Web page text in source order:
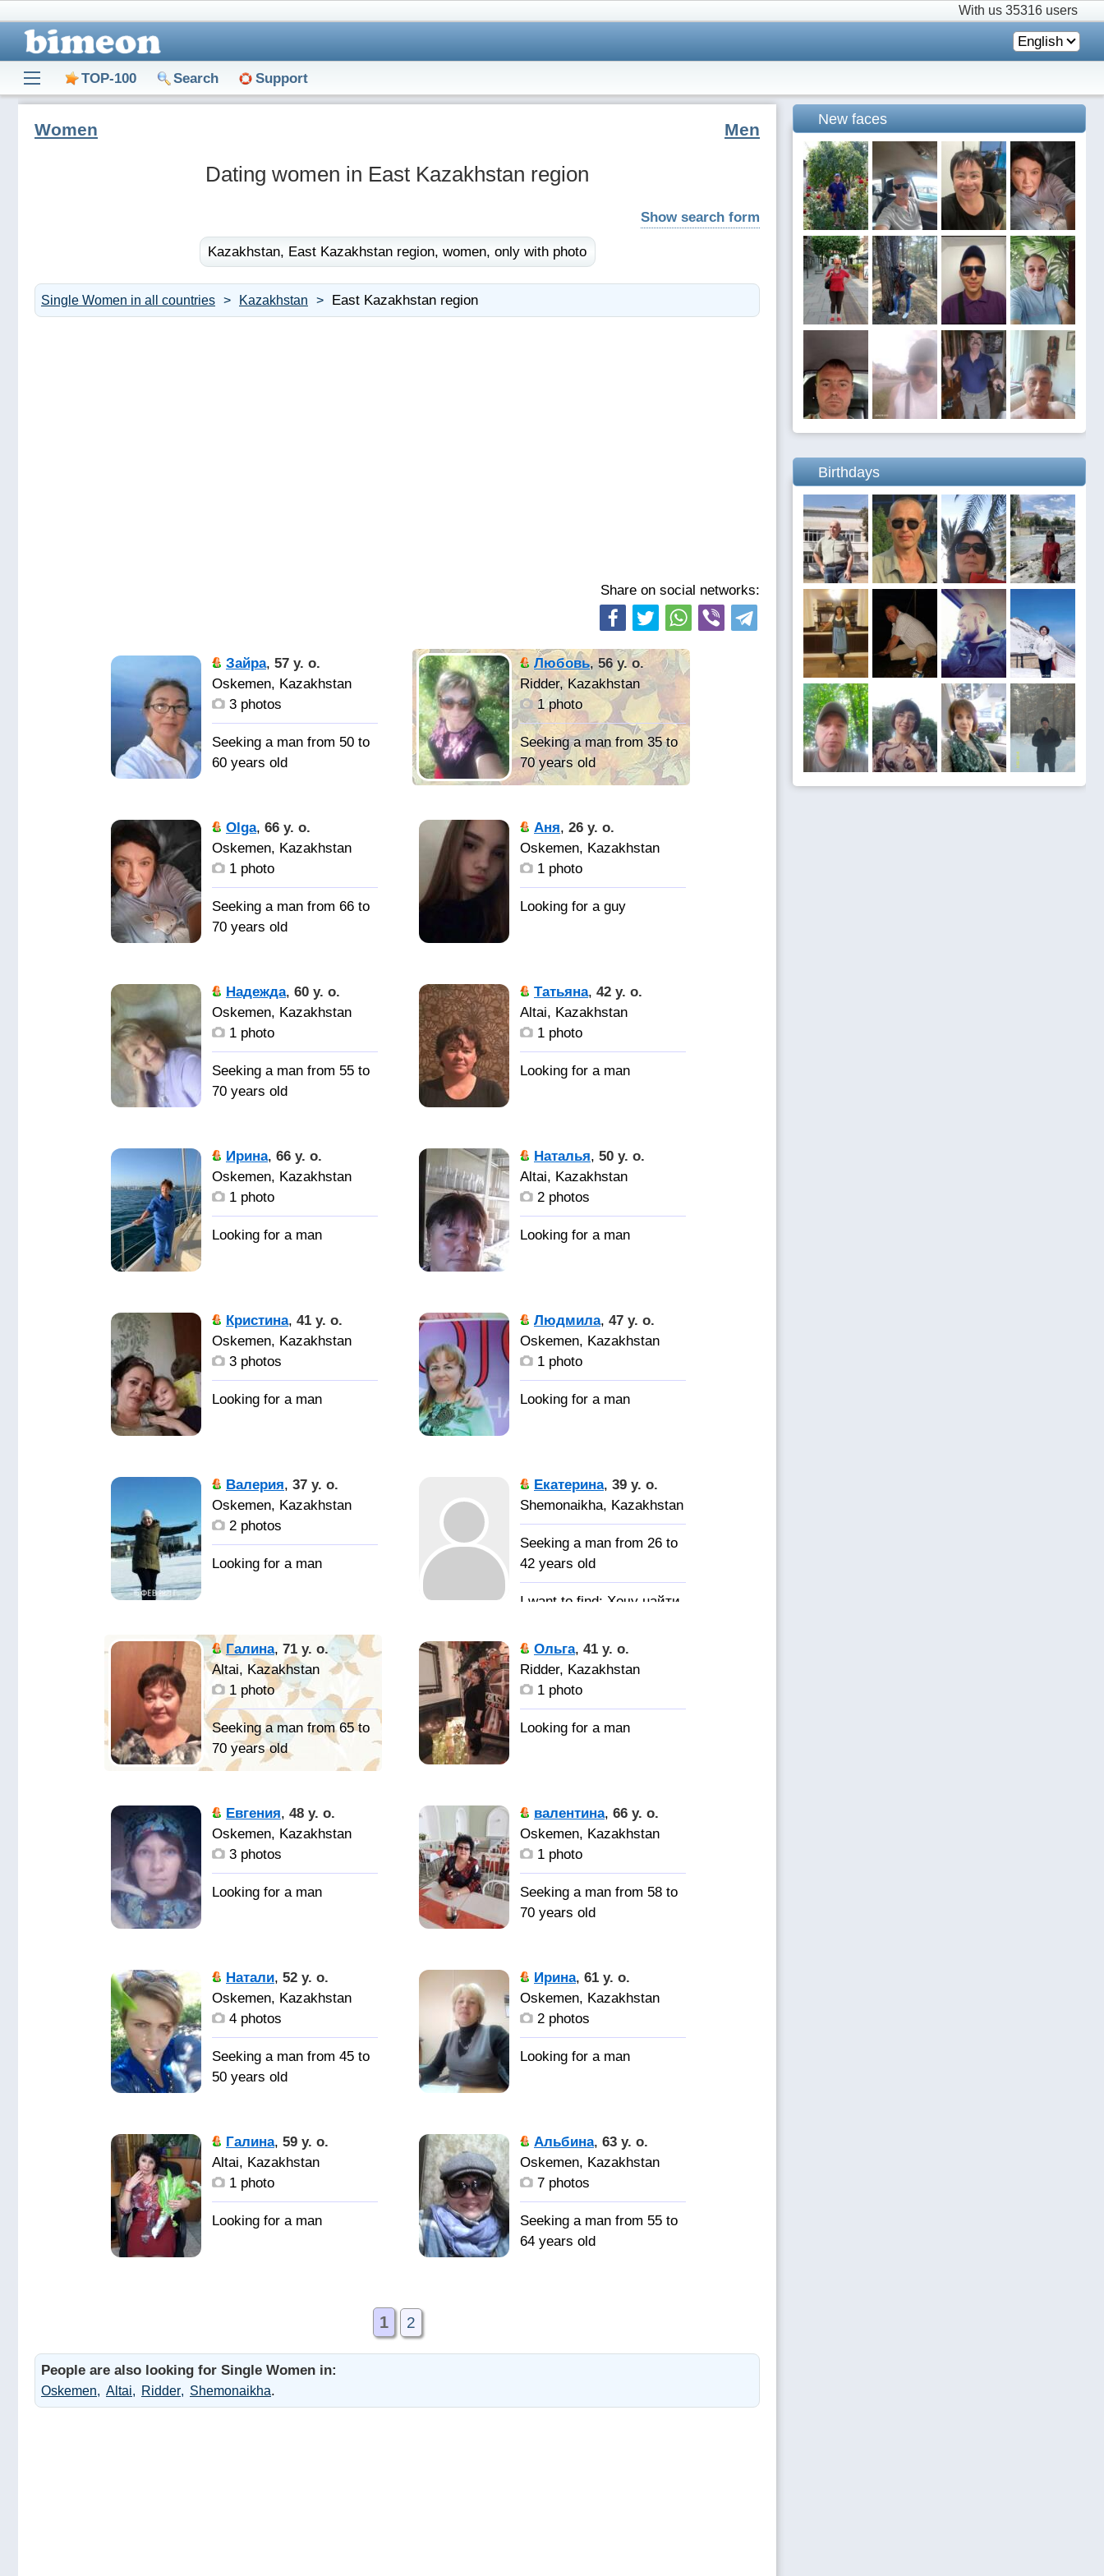
With us 35316 users
English
TOP-100 Search Support
Dating women in East Kazakhstan region
Women Men
Show search form
Kazakhstan, East Kazakhstan region, women, only with photo
Single Women in all countries Kazakhstan East Kazakhstan region
Share on social networks:
Зайра, 57 y. o.
Oskemen, Kazakhstan
3 photos
Seeking a man from 50 to
60 years old
крути, а в этой суете мы
все-таки должны найти
друг друга. Мне
порядочная.
Предпочитаю честность
общаться с интересными
людьми и находить что-
то новое. Увлекает
Любовь,56 y. o.
Ridder, Kazakhstan
1 photo
Seeking a man from 35 to
70 years old
чувством юмора,
доброго, надежного
Olga, 66 y. o.
Oskemen, Kazakhstan
1 photo
Seeking a man from 66 to
70 years old
Аня, 26 y. o.
Oskemen, Kazakhstan
1 photo
Надежда, 60 y. o.
Oskemen, Kazakhstan
1 photo
Seeking a man from 55 to
70 years old
Татьяна, 42 y. o.
Altai, Kazakhstan
1 photo
Ирина, 66 y. o.
Oskemen, Kazakhstan
1 photo
Наталья, 50 y. o.
Altai, Kazakhstan
2 photos
Кристина, 41 y. o.
Oskemen, Kazakhstan
3 photos
Людмила, 47 y. o.
Oskemen, Kazakhstan
1 photo
Валерия, 37 y. o.
Oskemen, Kazakhstan
2 photos
Екатерина, 39 y. o.
Shemonaikha, Kazakhstan
Seeking a man from 26 to
42 years old
Хочу найти
хорошего друга
Галина, 71 y. o.
Altai, Kazakhstan
1 photo
Seeking a man from 65 to
70 years old
Ольга, 41 y. o.
Ridder, Kazakhstan
1 photo
Евгения, 48 y. o.
Oskemen, Kazakhstan
3 photos
валентина, 66 y. o.
Oskemen, Kazakhstan
1 photo
Seeking a man from 58 to
70 years old
Натали, 52 y. o.
Oskemen, Kazakhstan
4 photos
Seeking a man from 45 to
50 years old
Ирина, 61 y. o.
Oskemen, Kazakhstan
2 photos
Галина, 59 y. o.
Altai, Kazakhstan
1 photo
Альбина, 63 y. o.
Oskemen, Kazakhstan
7 photos
Seeking a man from 55 to
64 years old
1 2
People are also looking for Single Women in:
Oskemen Altai Ridder Shemonaikha.
New faces
Birthdays